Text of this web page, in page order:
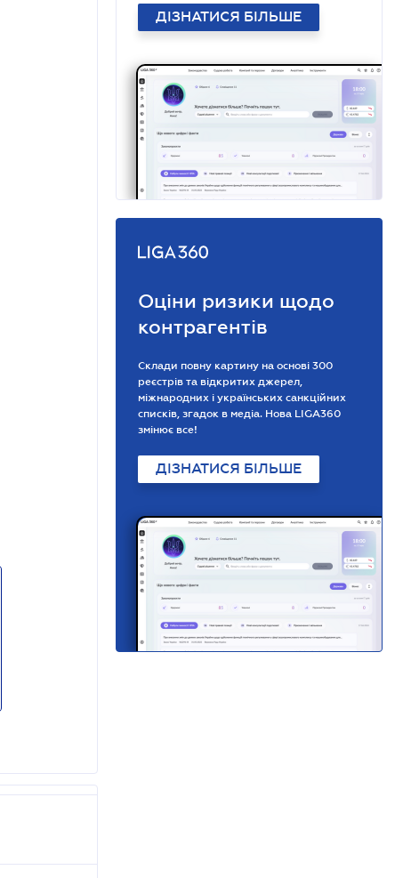
ДІЗНАТИСЯ БІЛЬШЕ
Оціни ризики щодо
контрагентів
Склади повну картину на основі 300
реєстрів та відкритих джерел,
міжнародних і українських санкційних
списків, згадок в медіа. Нова LIGA360
змінює все!
ДІЗНАТИСЯ БІЛЬШЕ